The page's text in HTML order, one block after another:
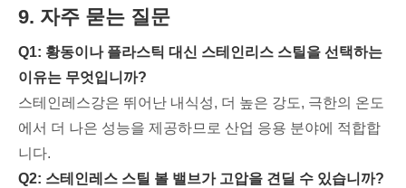
9. 자주 묻는 질문
Q1: 황동이나 플라스틱 대신 스테인리스 스틸을 선택하는
이유는 무엇입니까?
스테인레스강은 뛰어난 내식성, 더 높은 강도, 극한의 온도
에서 더 나은 성능을 제공하므로 산업 응용 분야에 적합합
니다.
Q2: 스테인레스 스틸 볼 밸브가 고압을 견딜 수 있습니까?